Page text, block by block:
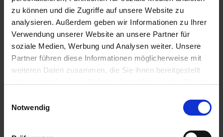
zu können und die Zugriffe auf unsere Website zu
analysieren. Außerdem geben wir Informationen zu Ihrer
Verwendung unserer Website an unsere Partner für
soziale Medien, Werbung und Analysen weiter. Unsere
Partner führen diese Informationen möglicherweise mit
weiteren Daten zusammen, die Sie ihnen bereitgestellt
Notwendig
zzgl. MwSt.
36,56 € / St
IN DEN
WARENKORB
zzgl. MwSt.
IN DEN
WARENKORB
26,54 €